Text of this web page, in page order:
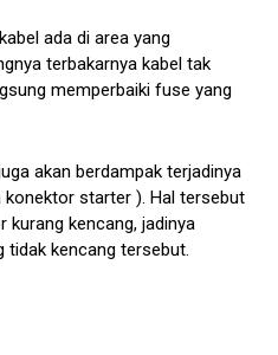
ada di area yang
terbakarnya kabel tak
memperbaiki fuse yang
akan berdampak terjadinya
starter ). Hal tersebut
kurang kencang, jadinya
tidak kencang tersebut.